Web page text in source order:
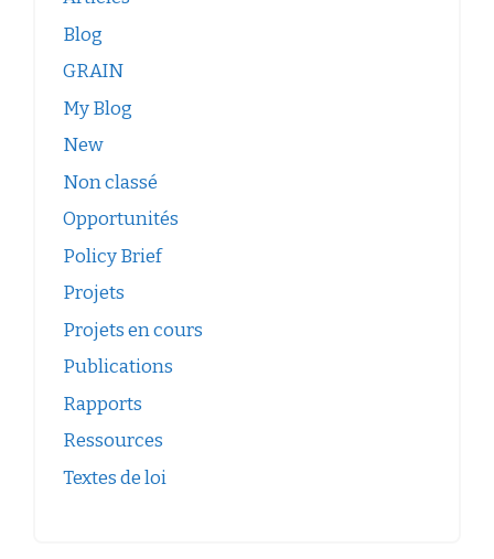
Blog
GRAIN
My Blog
New
Non classé
Opportunités
Policy Brief
Projets
Projets en cours
Publications
Rapports
Ressources
Textes de loi